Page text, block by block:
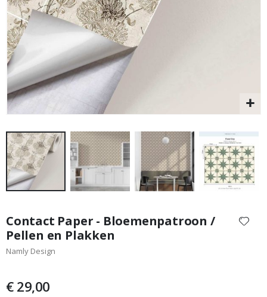
Special
Price
20,00 €
het
begin
van
gallerij
Contact Paper - Bloemenpatroon /
Pellen en Plakken
Namly Design
€ 29,00